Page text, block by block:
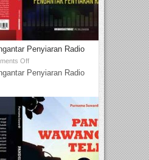
Penyiaran Radio
Off
Penyiaran Radio